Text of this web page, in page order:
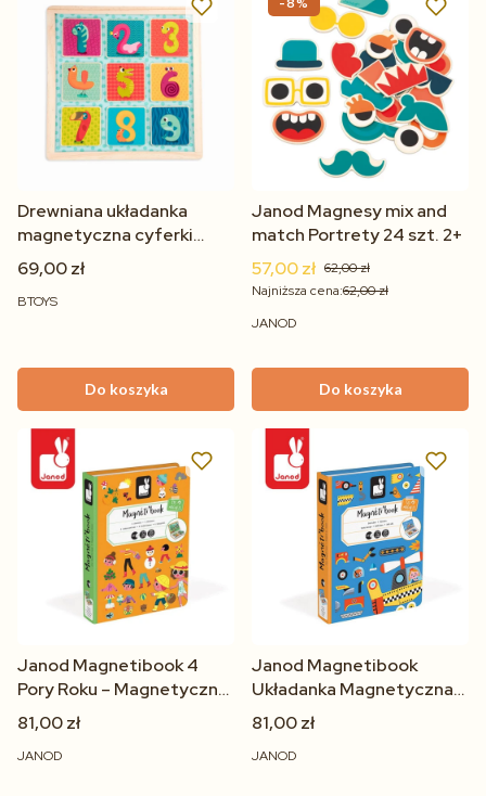
Drewniana układanka
magnetyczna cyferki
zwierzątka – Count n'
Doodle dla dzieci 2+
69,00 zł
BTOYS
Do koszyka
Janod Magnesy mix and
match Portrety 24 szt. 2+
57,00 zł 62,00 zł
Najniższa cena:62,00 zł
JANOD
Do koszyka
Janod Magnetibook 4
Pory Roku – Magnetyczna
Układanka Edukacyjna dla
Dzieci 3+
81,00 zł
JANOD
Janod Magnetibook
Układanka Magnetyczna
Pojazdy dla Dzieci 3+ | 47
Elementów
81,00 zł
JANOD